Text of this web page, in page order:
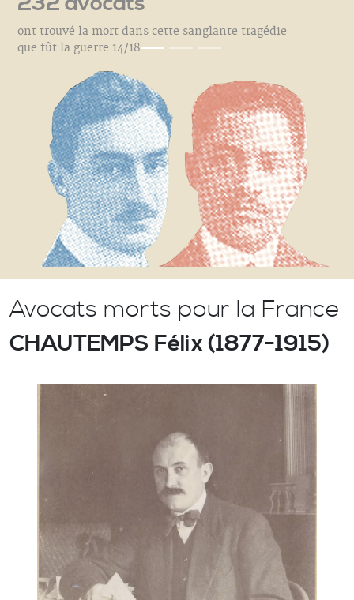
ont trouvé la mort dans cette sanglante tragédie
que fût la guerre 14/18.
Avocats morts pour la France
CHAUTEMPS Félix (1877-1915)